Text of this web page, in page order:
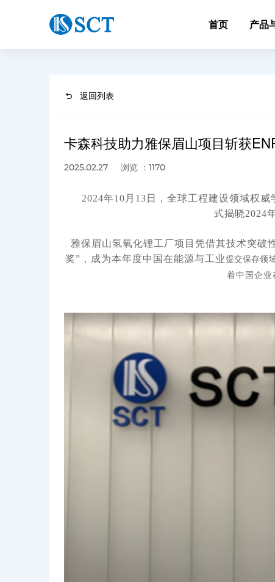
首页 产品
返回列表
卡森科技助力雅保眉山项目斩获
2025.02.27 浏览 ：1170
2024年10月13日，全球工程建设领域权
式揭晓2024
雅保眉山氢氧化锂工厂项目凭借其技术突破
奖”，成为本年度中国在能源与工业提交保存领
着中国企业